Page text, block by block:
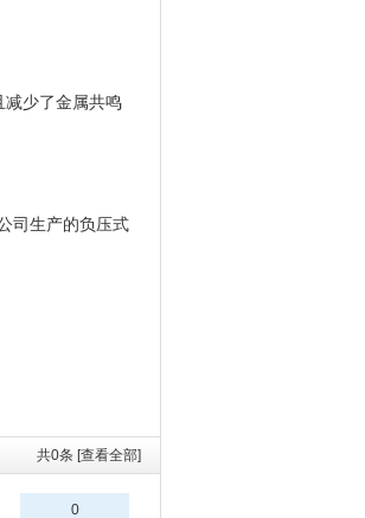
减少了金属共鸣
司生产的负压式
共0条 [查看全部]